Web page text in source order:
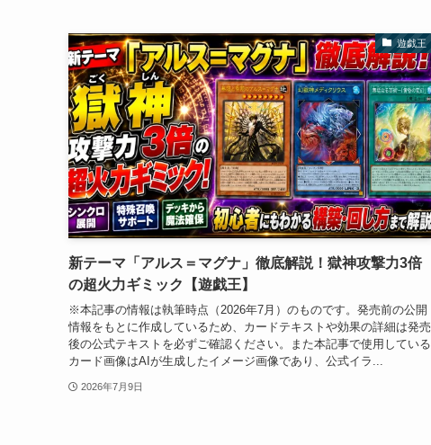
遊戯王
新テーマ「アルス＝マグナ」徹底解説！獄神攻撃力3倍
の超火力ギミック【遊戯王】
※本記事の情報は執筆時点（2026年7月）のものです。発売前の公開
情報をもとに作成しているため、カードテキストや効果の詳細は発売
後の公式テキストを必ずご確認ください。また本記事で使用している
カード画像はAIが生成したイメージ画像であり、公式イラ...
2026年7月9日